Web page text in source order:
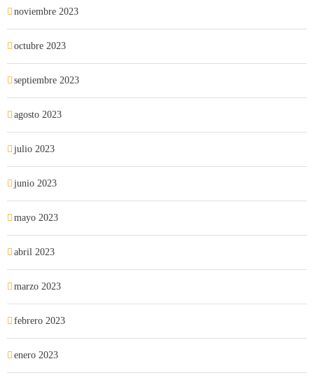
noviembre 2023
octubre 2023
septiembre 2023
agosto 2023
julio 2023
junio 2023
mayo 2023
abril 2023
marzo 2023
febrero 2023
enero 2023